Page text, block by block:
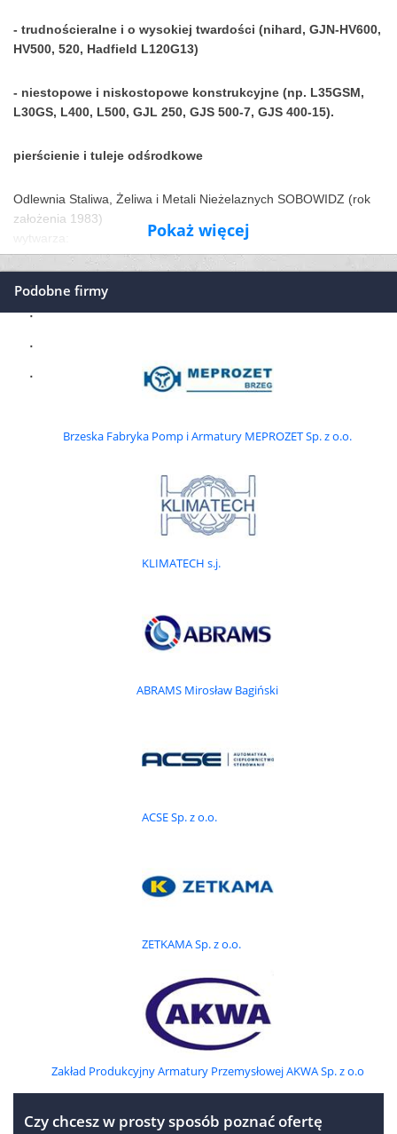
- trudnościeralne i o wysokiej twardości (nihard, GJN-HV600,
HV500, 520, Hadfield L120G13)
- niestopowe i niskostopowe konstrukcyjne (np. L35GSM,
L30GS, L400, L500, GJL 250, GJS 500-7, GJS 400-15).
pierścienie i tuleje odśrodkowe
Odlewnia Staliwa, Żeliwa i Metali Nieżelaznych SOBOWIDZ (rok
założenia 1983)
odlewy staliwne, żeliwne,
odlewy niklowe, kobaltowe, tytanowe,
odlewy aluminiowe, ołowiane, cynkowe, ZnAl, cynowe
: korpusy pomp i przekładni, kolektory np.
łańcuchowe, koła pasowe, koła zębate, koła trakowe, wałki, pręty,
trudnościeralne, nierdzewne, kwasoodporne, odlewy stalowe
żaroodporne i żarowytrzymałe; ruszty mechaniczne, rusztowiny,
w masach chemoutwardzalnych i w masach bentonitowych,
staliwo : AISI 316, 316L, 316Ti, 304, 304L, CF8M, CF8, CF3,
1.4308 (G-X6CrNi189), 1.4313 (G-X5CrNi13 4) DIN 17445,
1.4853 (X10CrNiMoNb18 12) DIN 17445,
1.4729 (G-X40CrSi13) DIN 17465,
nierdzewne LH14, LH17N2, LH18N9, 0H18N9, LH18N10M2,
LH18N10, L0H18N10M2, L0H22N24M4TCu PN-86/H83158,
SS-stal 2343-12 SS 142343,
Pokaż więcej
Podobne firmy
Brzeska Fabryka Pomp i Armatury MEPROZET Sp. z o.o.
KLIMATECH s.j.
ABRAMS Mirosław Bagiński
ACSE Sp. z o.o.
ZETKAMA Sp. z o.o.
Zakład Produkcyjny Armatury Przemysłowej AKWA Sp. z o.o
Czy chcesz w prosty sposób poznać ofertę